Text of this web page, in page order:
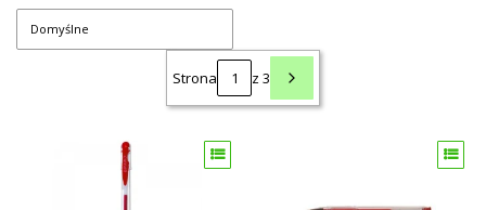
Domyślne
Strona z 3